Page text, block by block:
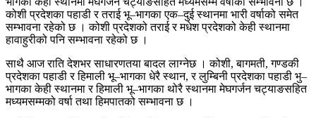
कोशी प्रदेशका पहाडी र तराई भू–भागका एक–दुई स्थानमा भारी वर्षाको समेत
सम्भावना रहेको छ । कोशी प्रदेशको तराई र मधेश प्रदेशको केही स्थानमा
हावाहुरीको पनि सम्भावना रहेको छ ।
साथै आज राति देशभर साधारणतया बादल लाग्नेछ । कोशी, बागमती, गण्डकी
प्रदेशका पहाडी र हिमाली भू–भागका धेरै स्थान, र लुम्बिनी प्रदेशका पहाडी भु–
भागका केही स्थानमा र हिमाली भू–भागका थोरै स्थानमा मेघगर्जन चट्याङसहित
मध्यमसम्मको वर्षा तथा हिमपातको सम्भावना छ ।